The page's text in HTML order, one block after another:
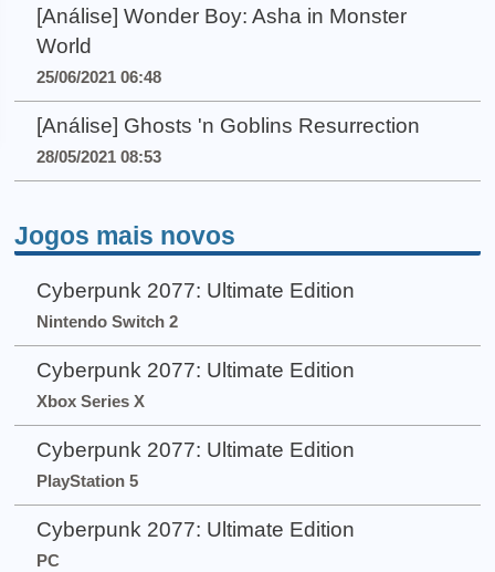
[Análise] Wonder Boy: Asha in Monster
World
25/06/2021 06:48
[Análise] Ghosts 'n Goblins Resurrection
28/05/2021 08:53
Jogos mais novos
Cyberpunk 2077: Ultimate Edition
Nintendo Switch 2
Cyberpunk 2077: Ultimate Edition
Xbox Series X
Cyberpunk 2077: Ultimate Edition
PlayStation 5
Cyberpunk 2077: Ultimate Edition
PC